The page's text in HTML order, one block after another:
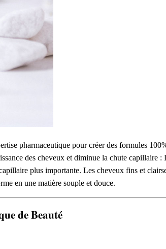
pharmaceutique pour créer des formules
des cheveux et diminue la chute capillaire
plus importante. Les cheveux fins et
en une matière souple et douce.
de Beauté